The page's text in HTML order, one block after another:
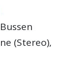
(Stereo),